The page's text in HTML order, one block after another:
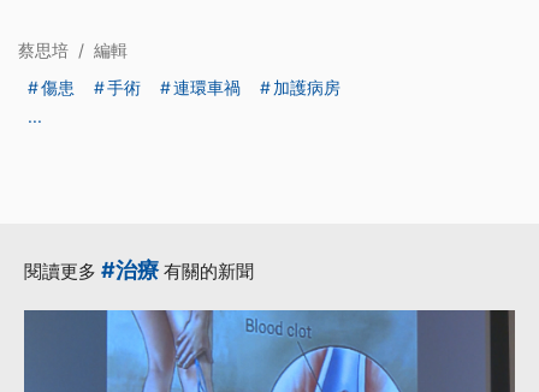
蔡思培 / 編輯
傷患
手術 連環車禍
加護病房
...
閱讀更多 #治療 有關的新聞